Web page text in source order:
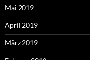
Mai 2019
April 2019
März 2019